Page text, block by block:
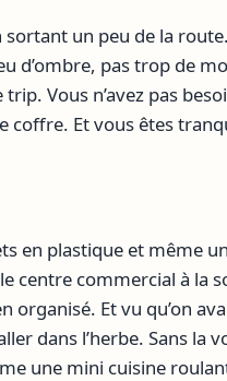
un peu de la
d’ombre, pas trop de
Vous n’avez pas
coffre. Et vous êtes
en plastique et même
centre commercial à la
Et vu qu’on
dans l’herbe. Sans la
une mini cuisine